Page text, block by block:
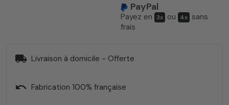
PayPal
Payez en 3x ou 4x sans
frais
local_shipping Livraison à domicile - Offerte
undo Fabrication 100% française